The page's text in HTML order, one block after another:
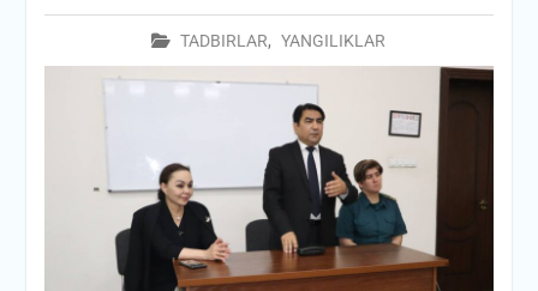
TADBIRLAR, YANGILIKLAR